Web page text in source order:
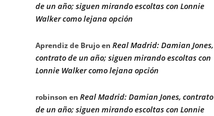
de un año; siguen mirando escoltas con Lonnie
Walker como lejana opción
Aprendiz de Brujoen Real Madrid: Damian Jones,
contrato de un año; siguen mirando escoltas con
Lonnie Walker como lejana opción
robinson en Real Madrid: Damian Jones, contrato
de un año; siguen mirando escoltas con Lonnie